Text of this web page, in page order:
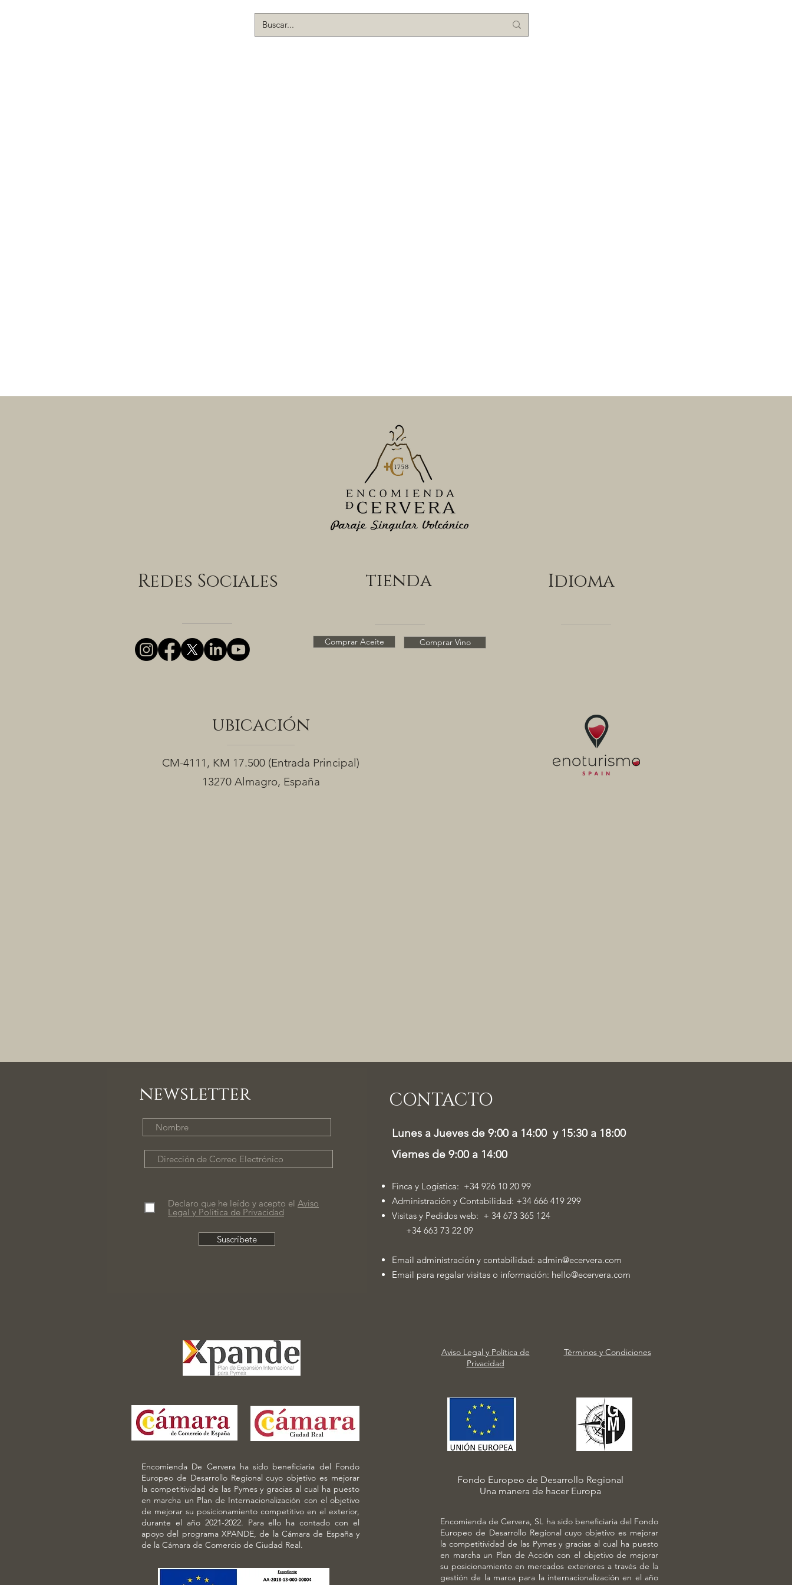
Redes Sociales Idioma
tienda
Comprar Aceite Comprar Vino
ubicación
CM-4111, KM 17.500 (Entrada Principal)
13270 Almagro, España
newsletter
Declaro que he leído y acepto el Aviso
Legal y Política de Privacidad
Suscríbete
CONTACTO
Lunes a Jueves de 9:00 a 14:00 y 15:30 a 18:00
Viernes de 9:00 a 14:00
Finca y Logística: +34 926 10 20 99
Administración y Contabilidad: +34 666 419 299
Visitas y Pedidos web: + 34 673 365 124
+34 663 73 22 09
Email administración y contabilidad: admin@ecervera.com
Email para regalar visitas o información: hello@ecervera.com
Aviso Legal y Política de
Privacidad
Términos y Condiciones
Encomienda De Cervera ha sido beneficiaria del Fondo
Europeo de Desarrollo Regional cuyo objetivo es mejorar
la competitividad de las Pymes y gracias al cual ha puesto
en marcha un Plan de Internacionalización con el objetivo
de mejorar su posicionamiento competitivo en el exterior,
durante el año 2021-2022. Para ello ha contado con el
apoyo del programa XPANDE, de la Cámara de España y
de la Cámara de Comercio de Ciudad Real.
Fondo Europeo de Desarrollo Regional
Una manera de hacer Europa
Encomienda de Cervera, SL ha sido beneficiaria del Fondo
Europeo de Desarrollo Regional cuyo objetivo es mejorar
la competitividad de las Pymes y gracias al cual ha puesto
en marcha un Plan de Acción con el objetivo de mejorar
su posicionamiento en mercados exteriores a través de la
gestión de la marca para la internacionalización en el año